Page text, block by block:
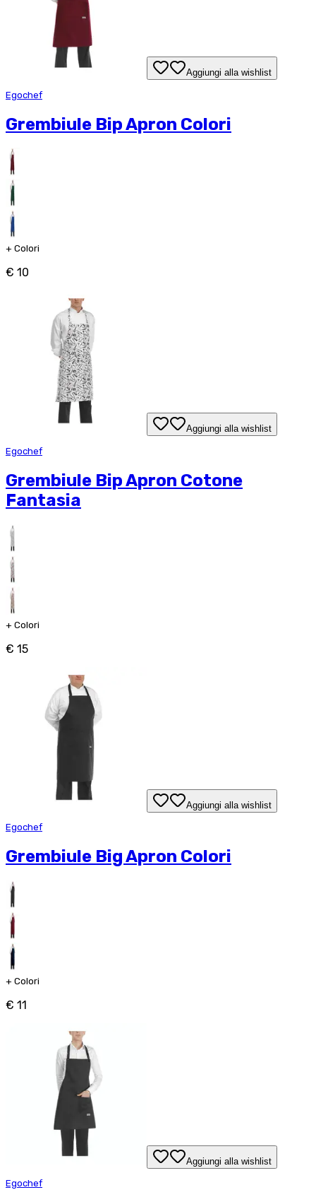
Aggiungi alla wishlist
Egochef
Grembiule Bip Apron Colori
+ Colori
€ 10
Aggiungi alla wishlist
Egochef
Grembiule Bip Apron Cotone
Fantasia
+ Colori
€ 15
Aggiungi alla wishlist
Egochef
Grembiule Big Apron Colori
+ Colori
€ 11
Aggiungi alla wishlist
Egochef